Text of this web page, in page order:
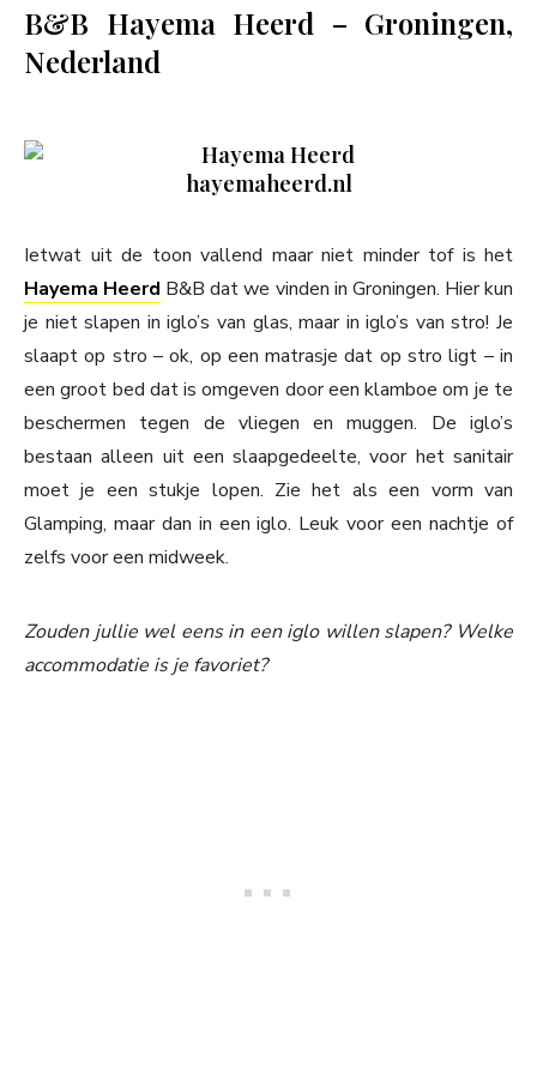
B&B Hayema Heerd – Groningen,
Nederland
hayemaheerd.nl
Ietwat uit de toon vallend maar niet minder tof is het
Hayema Heerd B&B dat we vinden in Groningen. Hier kun
je niet slapen in iglo’s van glas, maar in iglo’s van stro! Je
slaapt op stro – ok, op een matrasje dat op stro ligt – in
een groot bed dat is omgeven door een klamboe om je te
beschermen tegen de vliegen en muggen. De iglo’s
bestaan alleen uit een slaapgedeelte, voor het sanitair
moet je een stukje lopen. Zie het als een vorm van
Glamping, maar dan in een iglo. Leuk voor een nachtje of
zelfs voor een midweek.
Zouden jullie wel eens in een iglo willen slapen? Welke
accommodatie is je favoriet?